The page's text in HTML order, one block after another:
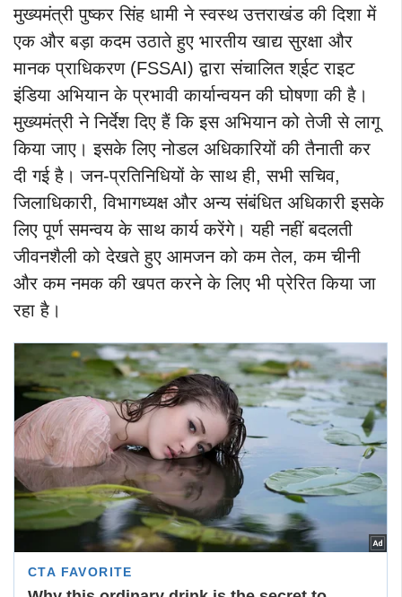
मुख्यमंत्री पुष्कर सिंह धामी ने स्वस्थ उत्तराखंड की दिशा में
एक और बड़ा कदम उठाते हुए भारतीय खाद्य सुरक्षा और
मानक प्राधिकरण (FSSAI) द्वारा संचालित श्ईट राइट
इंडिया अभियान के प्रभावी कार्यान्वयन की घोषणा की है।
मुख्यमंत्री ने निर्देश दिए हैं कि इस अभियान को तेजी से लागू
किया जाए। इसके लिए नोडल अधिकारियों की तैनाती कर
दी गई है। जन-प्रतिनिधियों के साथ ही, सभी सचिव,
जिलाधिकारी, विभागध्यक्ष और अन्य संबंधित अधिकारी इसके
लिए पूर्ण समन्वय के साथ कार्य करेंगे। यही नहीं बदलती
जीवनशैली को देखते हुए आमजन को कम तेल, कम चीनी
और कम नमक की खपत करने के लिए भी प्रेरित किया जा
रहा है।